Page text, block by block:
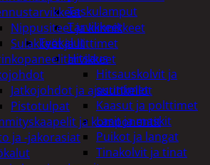
Taskulamput
Tarvikkeet
Työkalut
Hitsaus
Hitsauskolvit ja
suuttimet
Kaasut ja polttimet
Lasit ja maskit
Puikot ja langat
Tinakolvit ja tinat
Nippusiteet ja kiinnikkeet
Sulakkeet ja liittimet
Jatkojohdot ja ajastinkellot
Pistotulpat
ja komponentit
ja -jakorasiat